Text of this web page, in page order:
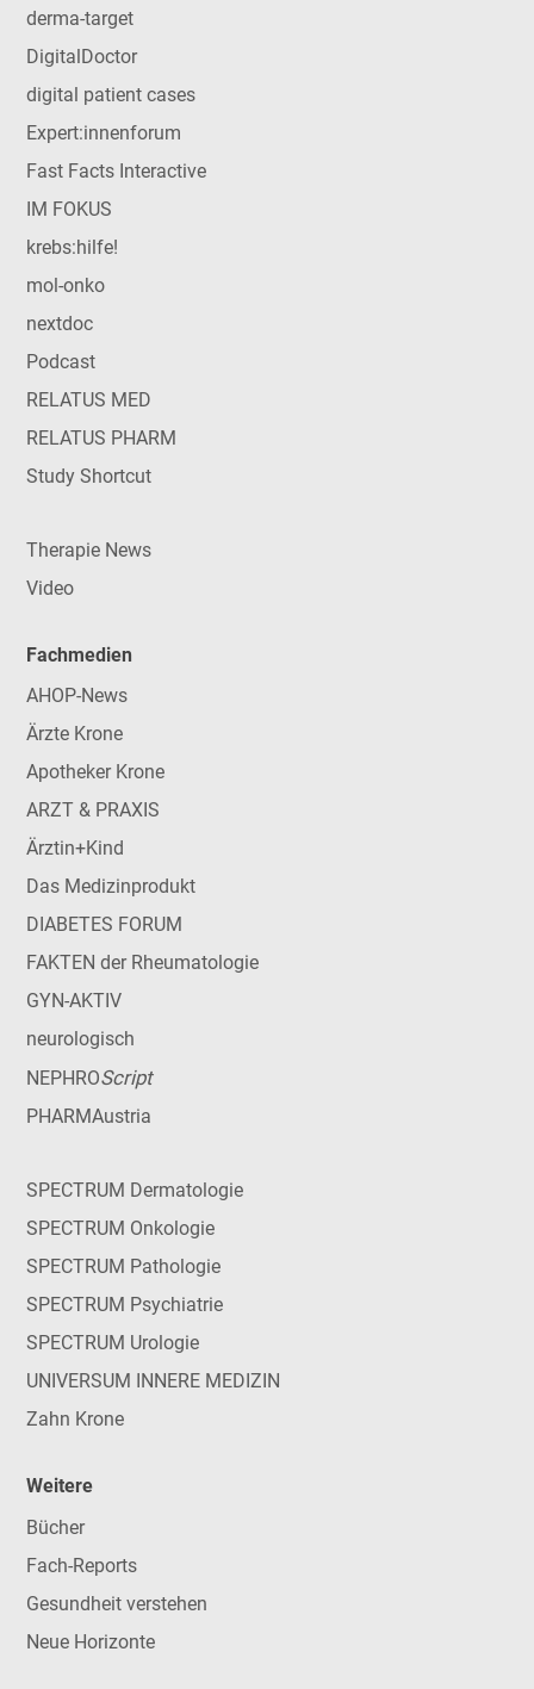
derma-target
DigitalDoctor
digital patient cases
Expert:innenforum
Fast Facts Interactive
IM FOKUS
krebs:hilfe!
mol-onko
nextdoc
Podcast
RELATUS MED
RELATUS PHARM
Study Shortcut
Therapie News
Video
Fachmedien
AHOP-News
Ärzte Krone
Apotheker Krone
ARZT & PRAXIS
Ärztin+Kind
Das Medizinprodukt
DIABETES FORUM
FAKTEN der Rheumatologie
GYN-AKTIV
neurologisch
NEPHROScript
PHARMAustria
SPECTRUM Dermatologie
SPECTRUM Onkologie
SPECTRUM Pathologie
SPECTRUM Psychiatrie
SPECTRUM Urologie
UNIVERSUM INNERE MEDIZIN
Zahn Krone
Weitere
Bücher
Fach-Reports
Gesundheit verstehen
Neue Horizonte